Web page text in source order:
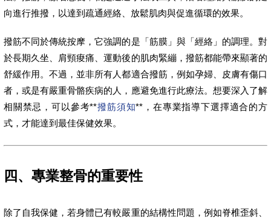
向進行推撥，以達到疏通經絡、放鬆肌肉與促進循環的效果。
撥筋不同於傳統按摩，它強調的是「筋膜」與「經絡」的調理。對
於長期久坐、肩頸痠痛、運動後的肌肉緊繃，撥筋都能帶來顯著的
舒緩作用。不過，並非所有人都適合撥筋，例如孕婦、皮膚有傷口
者，或是有嚴重骨骼疾病的人，應避免進行此療法。想要深入了解
相關禁忌，可以參考**撥筋須知**，在專業指導下選擇適合的方
式，才能達到最佳保健效果。
四、專業整骨的重要性
除了自我保健，若身體已有較嚴重的結構性問題，例如脊椎歪斜、